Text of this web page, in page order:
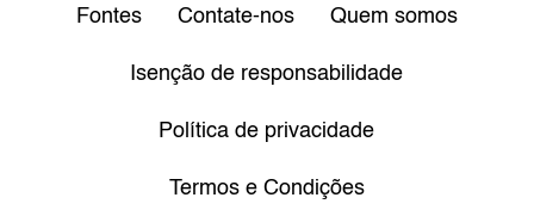
Fontes Contate-nos Quem somos
Isenção de responsabilidade
Política de privacidade
Termos e Condições